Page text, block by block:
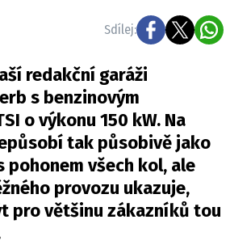
ZE SVĚTA EV
ELEKTROMOBILŮ
RALLY
OSTATNÍ
TISKOVKY
ROZHOVORY
DAKAR
Sdílej:
redakční garáži
s benzinovým
o výkonu 150 kW. Na
tak působivě jako
pohonem všech kol, ale
provozu ukazuje,
pro většinu zákazníků tou